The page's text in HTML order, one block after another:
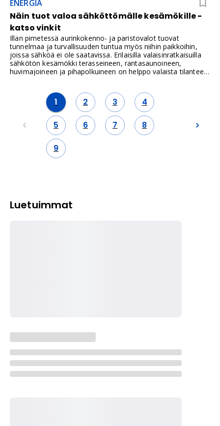
ENERGIA
Näin tuot valoa sähköttömälle kesämökille -
katso vinkit
Illan pimetessä aurinkokenno- ja paristovalot tuovat
tunnelmaa ja turvallisuuden tuntua myös niihin paikkoihin,
joissa sähköä ei ole saatavissa. Erilaisilla valaisinratkaisuilla
sähkötön kesämökki terasseineen, rantasaunoineen,
huvimajoineen ja pihapolkuineen on helppo valaista tilanteen
1 2 3 4
5 6 7 8
9
Luetuimmat